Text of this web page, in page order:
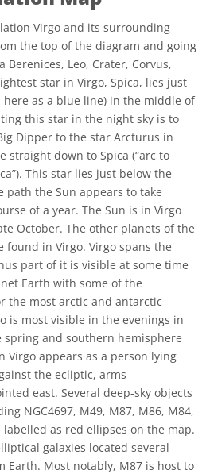
Virgo and its surrounding
the top of the diagram and going
Berenices, Leo, Crater, Corvus,
star in Virgo, Spica, lies just
as a blue line) in the middle of
this star in the night sky is to
Dipper to the star Arcturus in
straight down to Spica (“arc to
This star lies just below the
path the Sun appears to take
of a year. The Sun is in Virgo
October. The other planets of the
found in Virgo. Virgo spans the
part of it is visible at some time
Earth with some of the
the most arctic and antarctic
is most visible in the evenings in
and southern hemisphere
Virgo appears as a person lying
the ecliptic, arms
east. Several deep-sky objects
NGC4697, M49, M87, M86, M84,
as red ellipses on the map.
galaxies located several
Earth. Most notably, M87 is host to